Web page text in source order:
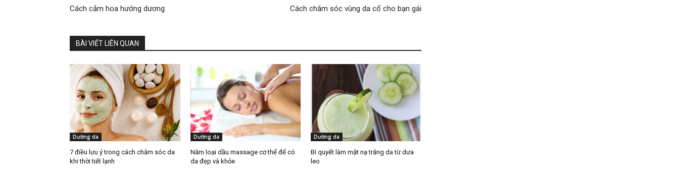
Cách cắm hoa hướng dương Cách chăm sóc vùng da cổ cho bạn gái
BÀI VIẾT LIÊN QUAN
Dưỡng da
7 điều lưu ý trong cách chăm sóc da
khi thời tiết lạnh
Dưỡng da
Năm loại dầu massage cơ thể để có
da đẹp và khỏe
Dưỡng da
Bí quyết làm mặt nạ trắng da từ dưa
leo